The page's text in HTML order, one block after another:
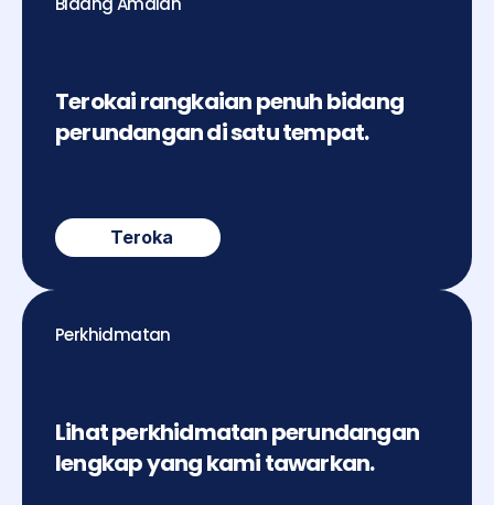
Terokai rangkaian penuh bidang
perundangan di satu tempat.
Teroka
Perkhidmatan
Lihat perkhidmatan perundangan
lengkap yang kami tawarkan.